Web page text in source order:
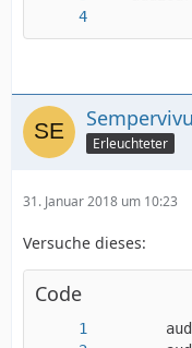
Erleuchteter
31. Januar 2018 um 10:23
Versuche dieses:
Code